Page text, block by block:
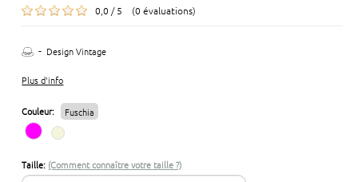
0,0 / 5 (0 évaluations)
- Design Vintage
Plus d'info
Couleur: Fuschia
Taille: (Comment connaître votre taille ?)